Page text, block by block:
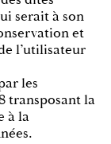
serait à son
et
l’utilisateur
les
transposant la
à la